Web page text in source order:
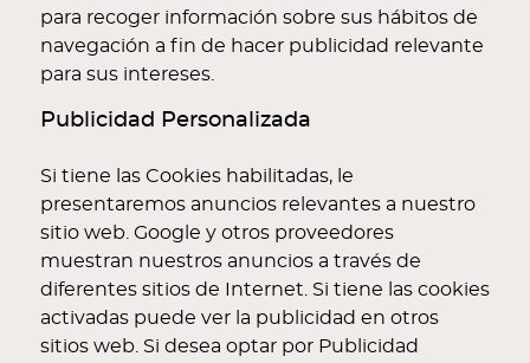
para recoger información sobre sus hábitos de
navegación a fin de hacer publicidad relevante
para sus intereses.
Publicidad Personalizada
Si tiene las Cookies habilitadas, le
presentaremos anuncios relevantes a nuestro
sitio web. Google y otros proveedores
muestran nuestros anuncios a través de
diferentes sitios de Internet. Si tiene las cookies
activadas puede ver la publicidad en otros
sitios web. Si desea optar por Publicidad